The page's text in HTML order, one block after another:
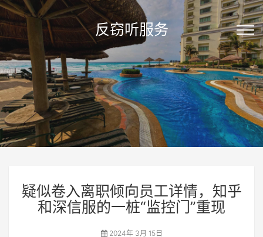
反窃听服务
疑似卷入离职倾向员工详情，知乎
和深信服的一桩“监控门”重现
2024年 3月 15日